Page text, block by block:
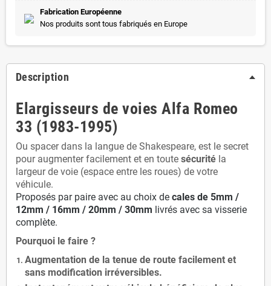
Fabrication Européenne
Nos produits sont tous fabriqués en Europe
Description
Elargisseurs de voies Alfa Romeo
33 (1983-1995)
Ou spacer dans la langue de Shakespeare, est le secret
pour augmenter facilement et en toute sécurité la
largeur de voie (espace entre les roues) de votre
véhicule.
Proposés par paire avec au choix de cales de 5mm /
12mm / 16mm / 20mm / 30mm livrés avec sa visserie
complète.
Pourquoi le faire ?
Augmentation de la tenue de route facilement et
sans modification irréversibles.